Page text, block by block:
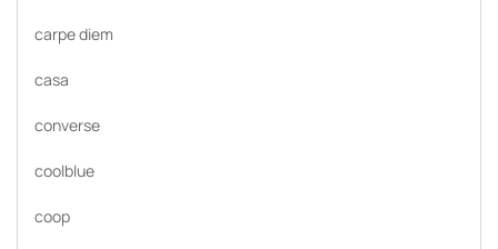
carpe diem
casa
converse
coolblue
coop